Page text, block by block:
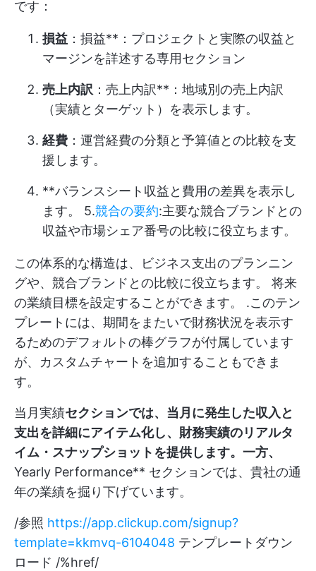
です：
損益 ：損益**：プロジェクトと実際の収益と
マージンを詳述する専用セクション
売上内訳 ：売上内訳**：地域別の売上内訳
（実績とターゲット）を表示します。
経費 ：運営経費の分類と予算値との比較を支
援します。
**バランスシート収益と費用の差異を表示し
ます。 5.競合の要約:主要な競合ブランドとの
収益や市場シェア番号の比較に役立ちます。
この体系的な構造は、ビジネス支出のプランニン
グや、競合ブランドとの比較に役立ちます。 将来
の業績目標を設定することができます。
.このテン
プレートには、期間をまたいで財務状況を表示す
るためのデフォルトの棒グラフが付属しています
が、カスタムチャートを追加することもできま
す。
当月実績セクションでは、当月に発生した収入と
支出を詳細にアイテム化し、財務実績のリアルタ
イム・スナップショットを提供します。一方、
Yearly Performance** セクションでは、貴社の通
年の業績を掘り下げています。
/参照 https://app.clickup.com/signup?
template=kkmvq-6104048 テンプレートダウン
ロード /%href/